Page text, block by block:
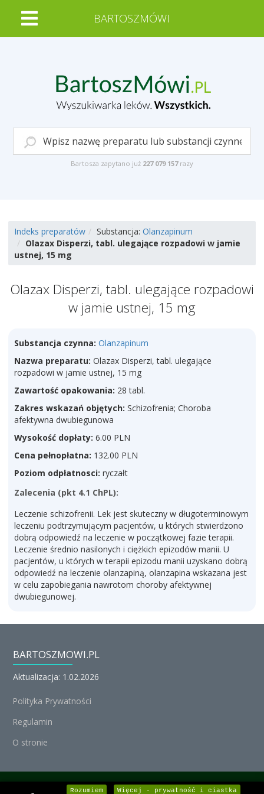
BARTOSZMÓWI
Bartosza zapytano już 227 079 157 razy
Indeks preparatów Substancja: Olanzapinum
Olazax Disperzi, tabl. ulegające rozpadowi w jamie
ustnej, 15 mg
Olazax Disperzi, tabl. ulegające rozpadowi
w jamie ustnej, 15 mg
Substancja czynna: Olanzapinum
Nazwa preparatu: Olazax Disperzi, tabl. ulegające
rozpadowi w jamie ustnej, 15 mg
Zawartość opakowania: 28 tabl.
Zakres wskazań objętych: Schizofrenia; Choroba
afektywna dwubiegunowa
Wysokość dopłaty: 6.00 PLN
Cena pełnopłatna: 132.00 PLN
Poziom odpłatnosci: ryczałt
Zalecenia (pkt 4.1 ChPL):
Leczenie schizofrenii. Lek jest skuteczny w długoterminowym
leczeniu podtrzymującym pacjentów, u których stwierdzono
dobrą odpowiedź na leczenie w początkowej fazie terapii.
Leczenie średnio nasilonych i ciężkich epizodów manii. U
pacjentów, u których w terapii epizodu manii uzyskano dobrą
odpowiedź na leczenie olanzapiną, olanzapina wskazana jest
w celu zapobiegania nawrotom choroby afektywnej
dwubiegunowej.
BARTOSZMOWI.PL
Aktualizacja: 1.02.2026
Polityka Prywatności
Regulamin
O stronie
© Michał Nedoszytko 2026, Wszystkie prawa zastrzeżone.
Rozumiem Więcej - prywatność i ciastka